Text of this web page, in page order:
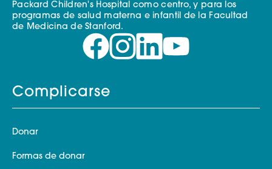
Packard Children's Hospital como centro, y para los
programas de salud materna e infantil de la Facultad
de Medicina de Stanford.
Complicarse
Donar
Formas de donar